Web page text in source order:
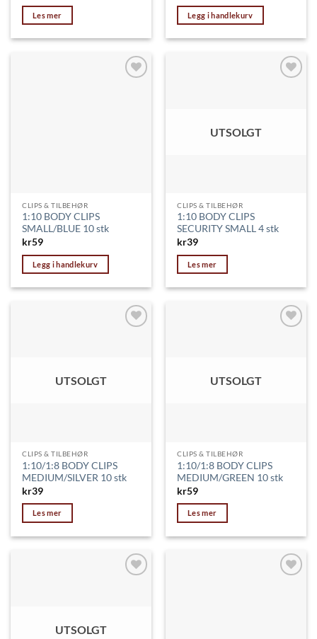
Les mer Legg i handlekurv
CLIPS & TILBEHØR
1:10 BODY CLIPS
SMALL/BLUE 10 stk
kr59
Legg i handlekurv
UTSOLGT
CLIPS & TILBEHØR
1:10 BODY CLIPS
SECURITY SMALL 4 stk
kr39
Les mer
UTSOLGT
CLIPS & TILBEHØR
1:10/1:8 BODY CLIPS
MEDIUM/SILVER 10 stk
kr39
Les mer
UTSOLGT
CLIPS & TILBEHØR
1:10/1:8 BODY CLIPS
MEDIUM/GREEN 10 stk
kr59
Les mer
UTSOLGT